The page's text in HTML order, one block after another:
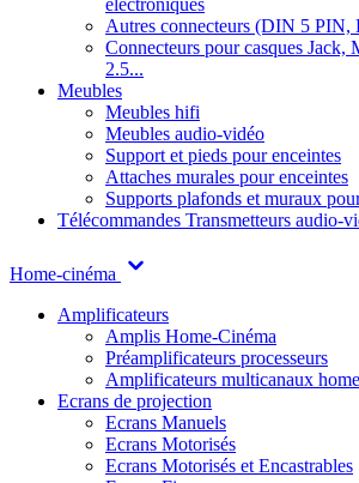
électroniques
Autres connecteurs (DIN 5
Connecteurs pour casques Jack,
2.5...
Meubles
Meubles hifi
Meubles audio-vidéo
Support et pieds pour enceintes
Attaches murales pour enceintes
Supports plafonds et muraux
Télécommandes Transmetteurs audio-
Home-cinéma
Amplificateurs
Amplis Home-Cinéma
Préamplificateurs processeurs
Amplificateurs multicanaux
Ecrans de projection
Ecrans Manuels
Ecrans Motorisés
Ecrans Motorisés et Encastrables